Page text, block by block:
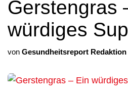
Gerstengras
würdiges
von Gesundheitsreport Redaktion